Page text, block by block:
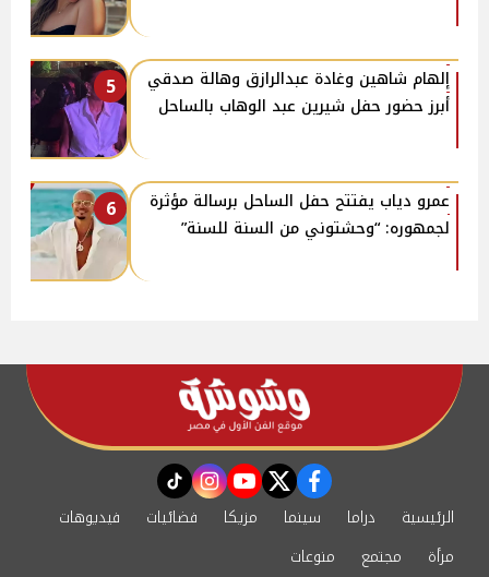
5
إلهام شاهين وغادة عبدالرازق وهالة صدقي
أبرز حضور حفل شيرين عبد الوهاب بالساحل
6
عمرو دياب يفتتح حفل الساحل برسالة مؤثرة
لجمهوره: “وحشتوني من السنة للسنة”
facebook
twitter
youtube
instagram
tiktok
الرئيسية دراما سينما مزيكا فضائيات
فيديوهات
مرأة
مجتمع منوعات